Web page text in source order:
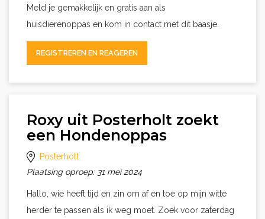
Meld je gemakkelijk en gratis aan als
huisdierenoppas en kom in contact met dit baasje.
REGISTREREN EN REAGEREN
Roxy uit Posterholt zoekt
een Hondenoppas
Posterholt
Plaatsing oproep: 31 mei 2024
Hallo, wie heeft tijd en zin om af en toe op mijn witte
herder te passen als ik weg moet. Zoek voor zaterdag